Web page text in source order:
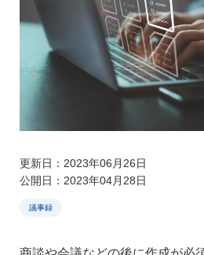
更新日：2023年06月26日
公開日：2023年04月28日
議事録